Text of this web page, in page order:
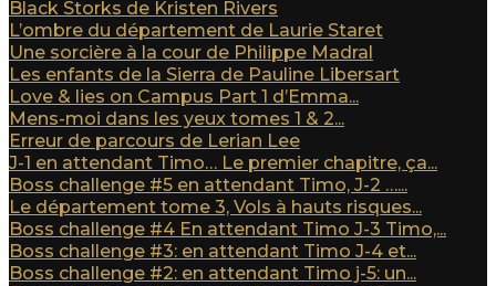
Black Storks de Kristen Rivers
L’ombre du département de Laurie Staret
Une sorcière à la cour de Philippe Madral
Les enfants de la Sierra de Pauline Libersart
Love & lies on Campus Part 1 d’Emma...
Mens-moi dans les yeux tomes 1 & 2...
Erreur de parcours de Lerian Lee
J-1 en attendant Timo… Le premier chapitre, ça...
Boss challenge #5 en attendant Timo, J-2 …...
Le département tome 3, Vols à hauts risques...
Boss challenge #4 En attendant Timo J-3 Timo,...
Boss challenge #3: en attendant Timo J-4 et...
Boss challenge #2: en attendant Timo j-5: un...